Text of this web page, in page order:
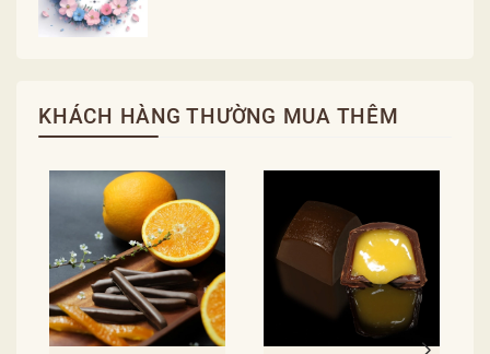
KHÁCH HÀNG THƯỜNG MUA THÊM